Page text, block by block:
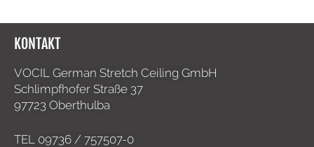
KONTAKT
VOCIL German Stretch Ceiling GmbH
Schlimpfhofer Straße 37
97723 Oberthulba
TEL 09736 / 757507-0